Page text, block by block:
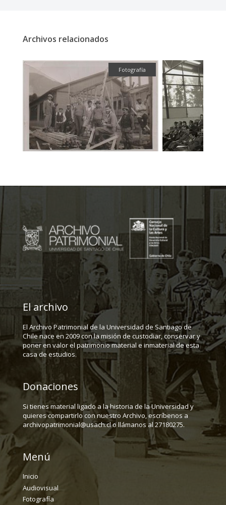
Archivos relacionados
Fotografía
El archivo
El Archivo Patrimonial de la Universidad de Santiago de
Chile nace en 2009 con la misión de custodiar, conservar y
poner en valor el patrimonio material e inmaterial de esta
casa de estudios.
Donaciones
Si tienes material ligado a la historia de la Universidad y
quieres compartirlo con nuestro Archivo, escríbenos a
archivopatrimonial@usach.cl o llámanos al 27180275.
Menú
Inicio
Audiovisual
Fotografía